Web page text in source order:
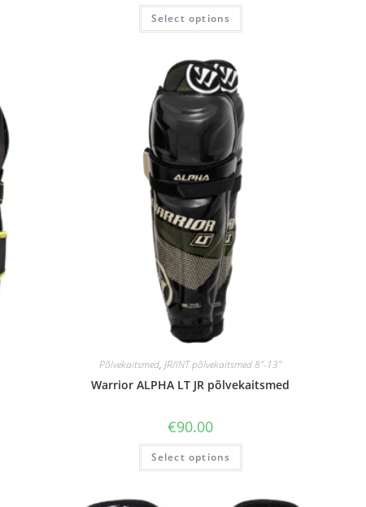
Select options
Põlvekaitsmed,JR/INT põlvekaitsmed 8"-13"
Warrior ALPHA LT JR põlvekaitsmed
€90.00
Select options